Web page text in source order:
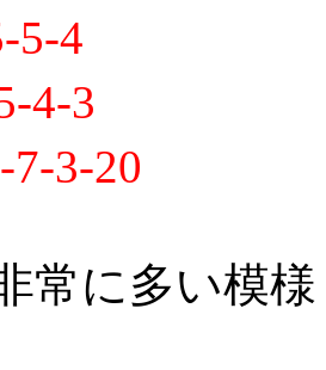
5-4
4-3
7-3-20
常に多い模様